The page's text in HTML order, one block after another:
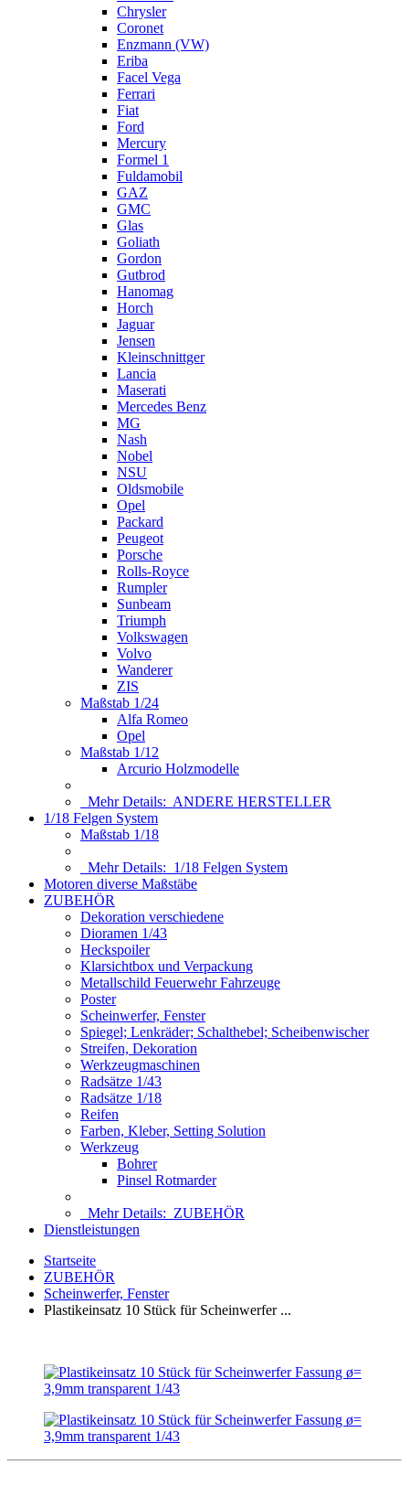
Chrysler
Coronet
Enzmann (VW)
Eriba
Facel Vega
Ferrari
Fiat
Ford
Mercury
Formel 1
Fuldamobil
GAZ
GMC
Glas
Goliath
Gordon
Gutbrod
Hanomag
Horch
Jaguar
Jensen
Kleinschnittger
Lancia
Maserati
Mercedes Benz
MG
Nash
Nobel
NSU
Oldsmobile
Opel
Packard
Peugeot
Porsche
Rolls-Royce
Rumpler
Sunbeam
Triumph
Volkswagen
Volvo
Wanderer
ZIS
Maßstab 1/24
Alfa Romeo
Opel
Maßstab 1/12
Arcurio Holzmodelle
Mehr Details: ANDERE HERSTELLER
1/18 Felgen System
Maßstab 1/18
Mehr Details: 1/18 Felgen System
Motoren diverse Maßstäbe
ZUBEHÖR
Dekoration verschiedene
Dioramen 1/43
Heckspoiler
Klarsichtbox und Verpackung
Metallschild Feuerwehr Fahrzeuge
Poster
Scheinwerfer, Fenster
Spiegel; Lenkräder; Schalthebel; Scheibenwischer
Streifen, Dekoration
Werkzeugmaschinen
Radsätze 1/43
Radsätze 1/18
Reifen
Farben, Kleber, Setting Solution
Werkzeug
Bohrer
Pinsel Rotmarder
Mehr Details: ZUBEHÖR
Dienstleistungen
Startseite
ZUBEHÖR
Scheinwerfer, Fenster
Plastikeinsatz 10 Stück für Scheinwerfer ...